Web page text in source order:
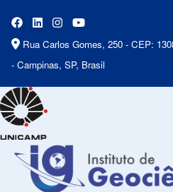
Rua Carlos Gomes, 250 - CEP:
- Campinas, SP, Brasil